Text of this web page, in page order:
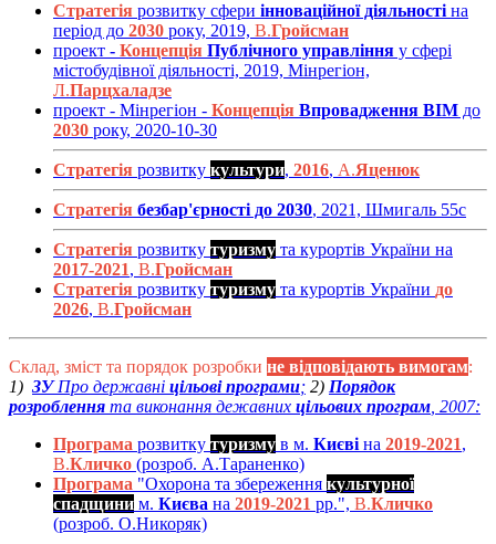
Стратегія розвитку сфери інноваційної діяльності на
період до 2030 року, 2019, В.Гройсман
проект - Концепція Публічного управління у сфері
містобудівної діяльності, 2019, Мінрегіон,
Л.Парцхаладзе
проект - Мінрегіон - Концепція Впровадження BIM до
2030 року, 2020-10-30
Стратегія розвитку культури, 2016, А.Яценюк
Стратегія безбар'єрності до 2030, 2021, Шмигаль 55с
Стратегія розвитку туризму та курортів України на
2017-2021, В.Гройсман
Стратегія розвитку туризму та курортів України до
2026, В.Гройсман
Склад, зміст та порядок розробки не відповідають вимогам:
1) ЗУПро державні цільові програми; 2) Порядок
розроблення та виконання дежавних цільових програм , 2007:
Програма розвитку туризму в м. Києві на 2019-2021,
В.Кличко (розроб. А.Тараненко)
Програма "Охорона та збереження культурної
спадщини м. Києва на 2019-2021 рр.", В.Кличко
(розроб. О.Никоряк)